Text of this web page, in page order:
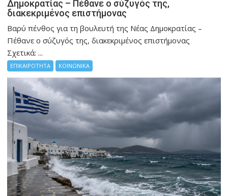
Δημοκρατίας – Πέθανε ο σύζυγός της,
διακεκριμένος επιστήμονας
Βαρύ πένθος για τη βουλευτή της Νέας Δημοκρατίας –
Πέθανε ο σύζυγός της, διακεκριμένος επιστήμονας
Σχετικά: ...
ΕΠΙΚΑΙΡΟΤΗΤΑ ΚΟΙΝΩΝΙΚΑ